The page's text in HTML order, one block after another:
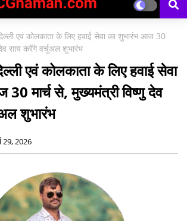
एवं कोलकाता के लिए हवाई सेवा का शुभारंभ आज 30
साय करेंगे वर्चुअल शुभारंभ
एवं कोलकाता के लिए हवाई सेवा
मार्च से, मुख्यमंत्री विष्णु देव
शुभारंभ
29, 2026